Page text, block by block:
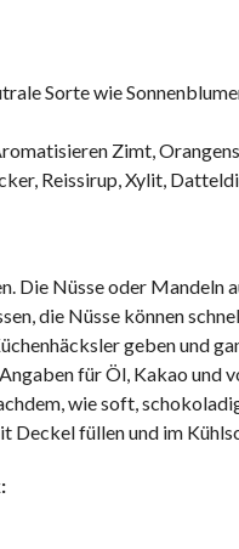
Sorte wie
Zimt,
Reissirup, Xylit,
Die Nüsse oder Mandeln
die Nüsse können
geben und
für Öl, Kakao und
wie soft,
Deckel füllen und im